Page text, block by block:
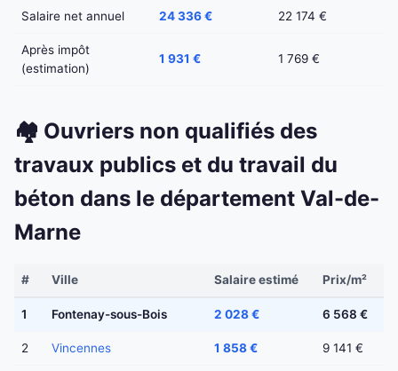
Salaire net annuel 24 336 € 22 174 €
Après impôt
(estimation)
1 931 € 1 769 €
🏘️ Ouvriers non qualifiés des
travaux publics et du travail du
béton dans le département Val-de-
Marne
# Ville Salaire estimé Prix/m²
1 Fontenay-sous-Bois 2 028 € 6 568 €
2 Vincennes 1 858 € 9 141 €